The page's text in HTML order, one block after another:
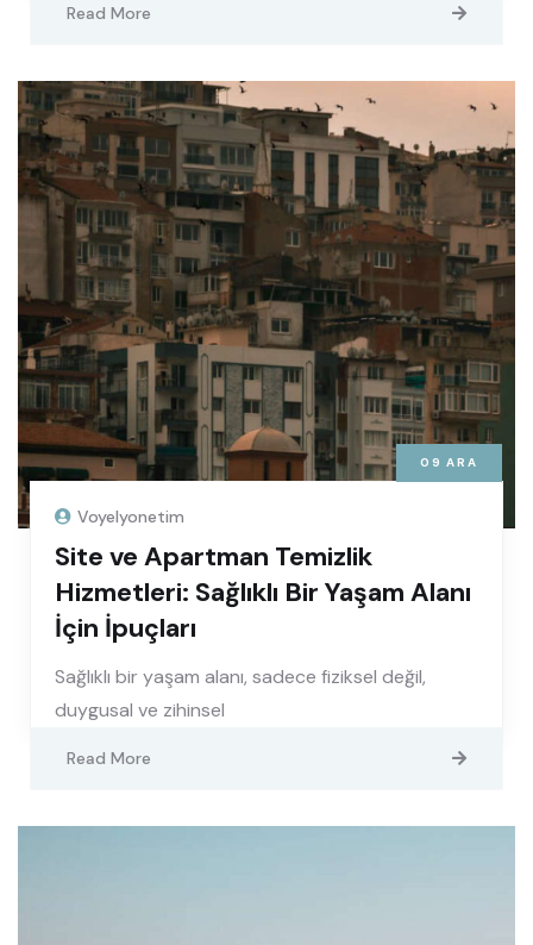
Read More
09 ARA
Voyelyonetim
Site ve Apartman Temizlik
Hizmetleri: Sağlıklı Bir Yaşam Alanı
İçin İpuçları
Sağlıklı bir yaşam alanı, sadece fiziksel değil,
duygusal ve zihinsel
Read More